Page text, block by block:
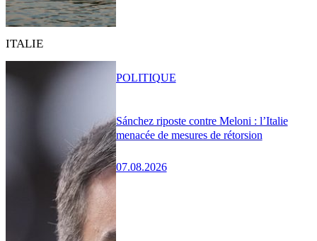
ITALIE
Sánchez riposte contre Meloni : l’Italie
menacée de mesures de rétorsion
07.08.2026
POLITIQUE